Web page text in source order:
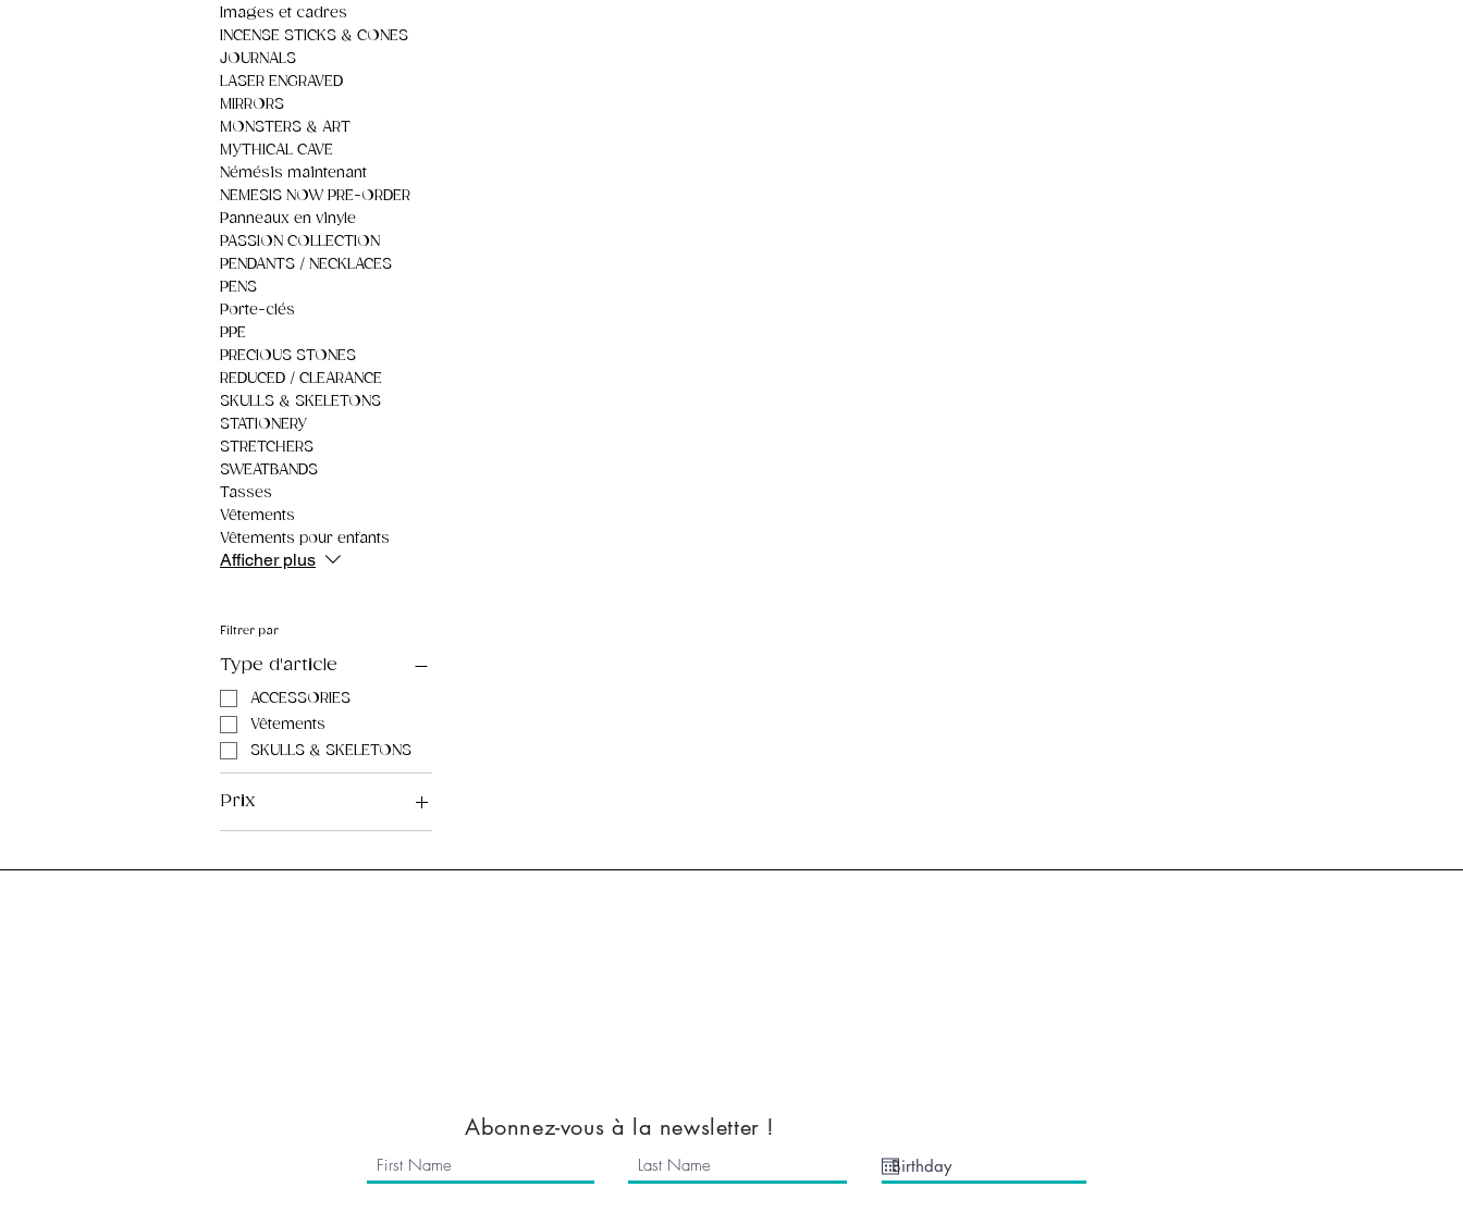
Images et cadres
INCENSE STICKS & CONES
JOURNALS
LASER ENGRAVED
MIRRORS
MONSTERS & ART
MYTHICAL CAVE
Némésis maintenant
NEMESIS NOW PRE-ORDER
Panneaux en vinyle
PASSION COLLECTION
PENDANTS / NECKLACES
PENS
Porte-clés
PPE
PRECIOUS STONES
REDUCED / CLEARANCE
SKULLS & SKELETONS
STATIONERY
STRETCHERS
SWEATBANDS
Tasses
Vêtements
Vêtements pour enfants
Afficher plus
Filtrer par
Type d'article
ACCESSORIES
Vêtements
SKULLS & SKELETONS
Prix
8 £GB 12 £GB
Abonnez-vous à la newsletter !